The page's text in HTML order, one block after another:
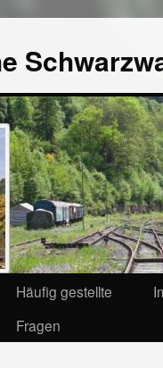
Häufig gestellte
Fragen